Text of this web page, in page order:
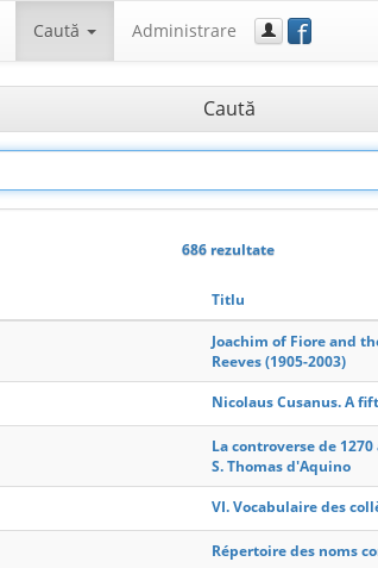
Caută Administrare f
Caută
686 rezultate
Titlu
Joachim of Fiore and
Reeves (1905-2003)
Nicolaus Cusanus. A
La controverse de
S. Thomas d'Aquino
VI. Vocabulaire des
Répertoire des noms